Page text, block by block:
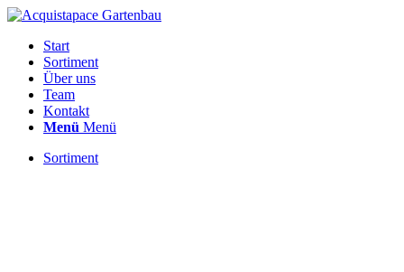
Start
Sortiment
Über uns
Team
Kontakt
Menü Menü
Sortiment